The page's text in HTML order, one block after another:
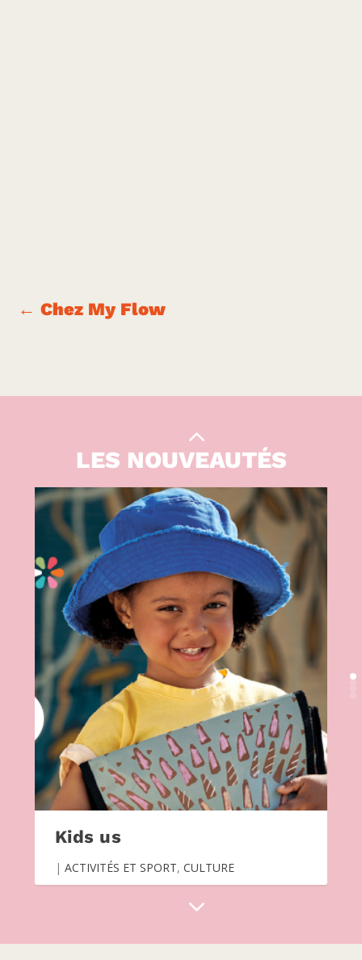
←Chez My Flow
Kids us
| ACTIVITÉS ET SPORT, CULTURE
LES NOUVEAUTÉS